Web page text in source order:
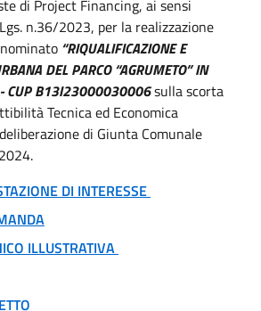
di Project Financing, ai sensi
n.36/2023, per la realizzazione
“RIQUALIFICAZIONE E
DEL PARCO “AGRUMETO” IN
- CUP B13I23000030006sulla scorta
Tecnica ed Economica
di Giunta Comunale
DI INTERESSE
ILLUSTRATIVA